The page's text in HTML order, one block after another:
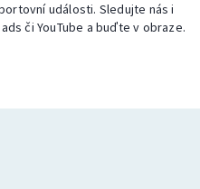
události. Sledujte nás i
či YouTube a buďte v obraze.